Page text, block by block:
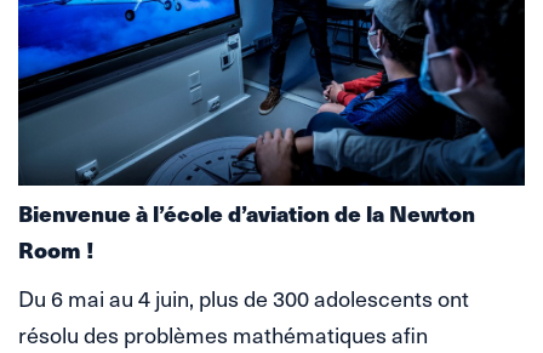
Bienvenue à l’école d’aviation de la Newton
Room !
Du 6 mai au 4 juin, plus de 300 adolescents ont
résolu des problèmes mathématiques afin